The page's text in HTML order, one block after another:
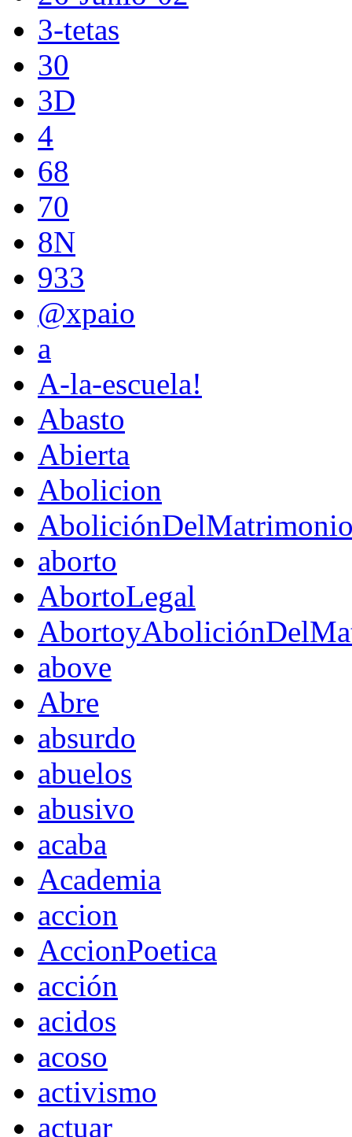
3-tetas
30
3D
4
68
70
8N
933
@xpaio
a
A-la-escuela!
Abasto
Abierta
Abolicion
aborto
AbortoLegal
above
Abre
absurdo
abuelos
abusivo
acaba
Academia
accion
AccionPoetica
acción
acidos
acoso
activismo
actuar